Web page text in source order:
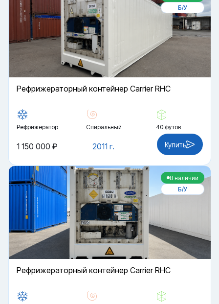
Б/У
Рефрижераторный контейнер Carrier RHC
Рефрижератор Спиральный 40 футов
2011 г.
1 150 000 ₽ Купить
В наличии
Б/У
Рефрижераторный контейнер Carrier RHC